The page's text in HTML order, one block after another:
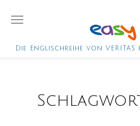
Die Englischreihe von